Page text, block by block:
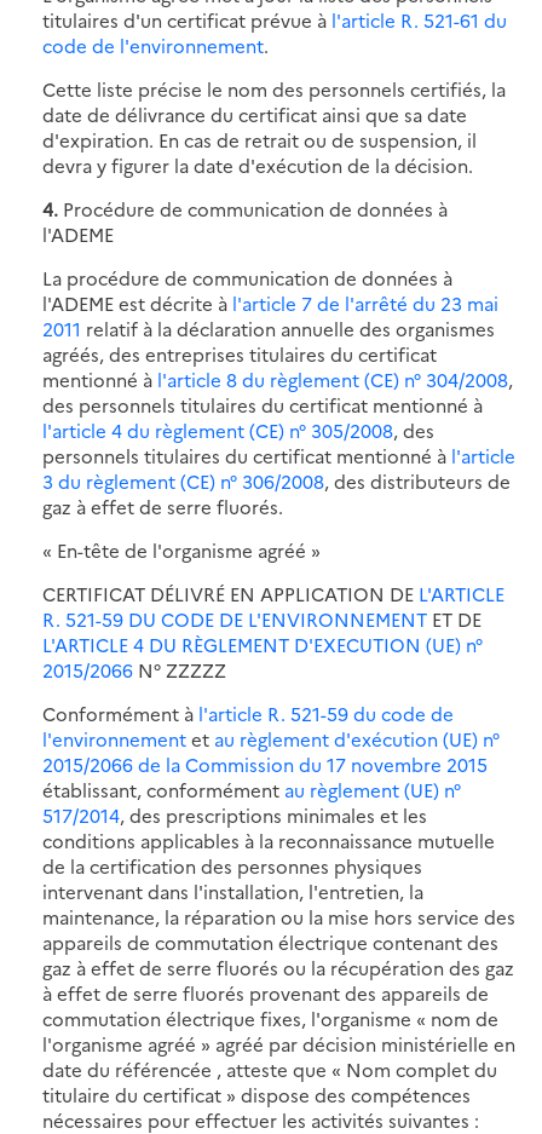
titulaires d'un certificat prévue à l'article R. 521-61 du
code de l'environnement.
Cette liste précise le nom des personnels certifiés, la
date de délivrance du certificat ainsi que sa date
d'expiration. En cas de retrait ou de suspension, il
devra y figurer la date d'exécution de la décision.
4. Procédure de communication de données à
l'ADEME
La procédure de communication de données à
l'ADEME est décrite à l'article 7 de l'arrêté du 23 mai
2011 relatif à la déclaration annuelle des organismes
agréés, des entreprises titulaires du certificat
mentionné à l'article 8 du règlement (CE) n° 304/2008,
des personnels titulaires du certificat mentionné à
l'article 4 du règlement (CE) n° 305/2008, des
personnels titulaires du certificat mentionné à l'article
3 du règlement (CE) n° 306/2008, des distributeurs de
gaz à effet de serre fluorés.
« En-tête de l'organisme agréé »
CERTIFICAT DÉLIVRÉ EN APPLICATION DE L'ARTICLE
R. 521-59 DU CODE DE L'ENVIRONNEMENT ET DE
L'ARTICLE 4 DU RÈGLEMENT D'EXECUTION (UE) n°
2015/2066 N° ZZZZZ
Conformément à l'article R. 521-59 du code de
l'environnementet au règlement d'exécution (UE) n°
2015/2066 de la Commission du 17 novembre 2015
établissant, conformément au règlement (UE) n°
517/2014, des prescriptions minimales et les
conditions applicables à la reconnaissance mutuelle
de la certification des personnes physiques
intervenant dans l'installation, l'entretien, la
maintenance, la réparation ou la mise hors service des
appareils de commutation électrique contenant des
gaz à effet de serre fluorés ou la récupération des gaz
à effet de serre fluorés provenant des appareils de
commutation électrique fixes, l'organisme « nom de
l'organisme agréé » agréé par décision ministérielle en
date du référencée , atteste que « Nom complet du
titulaire du certificat » dispose des compétences
nécessaires pour effectuer les activités suivantes :